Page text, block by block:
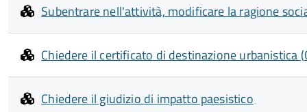
Subentrare nell'attività, modificare la ragione
Chiedere il certificato di destinazione urbanistica
Chiedere il giudizio di impatto paesistico